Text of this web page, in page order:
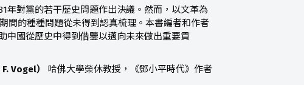
年對黨的若干歷史問題作出決議。然而，以文革為
間的種種問題從未得到認真梳理。本書編者和作者
中國從歷史中得到借鑒以邁向未來做出重要貢
F. Vogel） 哈佛大學榮休教授，《鄧小平時代》作者